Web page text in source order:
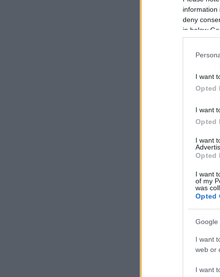
information
deny
in below
I want
Opted
I want
Opted
I want
Opted
I want
of my
was
Opted
Google
I want
web or
I want